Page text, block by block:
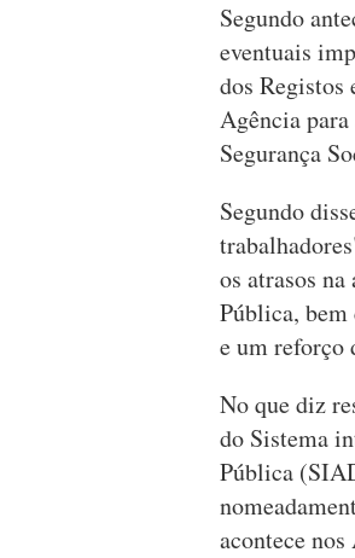
Segundo
eventuais
dos
Agência
Segurança
Segundo
os atrasos
Pública,
e um reforço
No que diz
do Sistema
Pública
acontece